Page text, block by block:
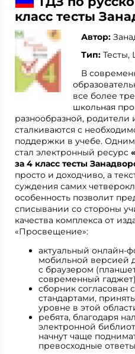
класс тесты
Автор:
Тип: Тесты,
В
все более
школьная
разнообразной, родители
сталкиваются с
поддержки в учебе.
стал электронный ресурс
за 4 класс тесты
просто и доходчиво, а
суждения самих
особенность позволит
списывании со стороны
качества комплекса от
«Просвещение»:
актуальный онлайн-
мобильной версией
с браузером
современный
сборник согласован
стандартами,
уровне в этой
ребята, благодаря
электронной
начнут чаще
превосходные